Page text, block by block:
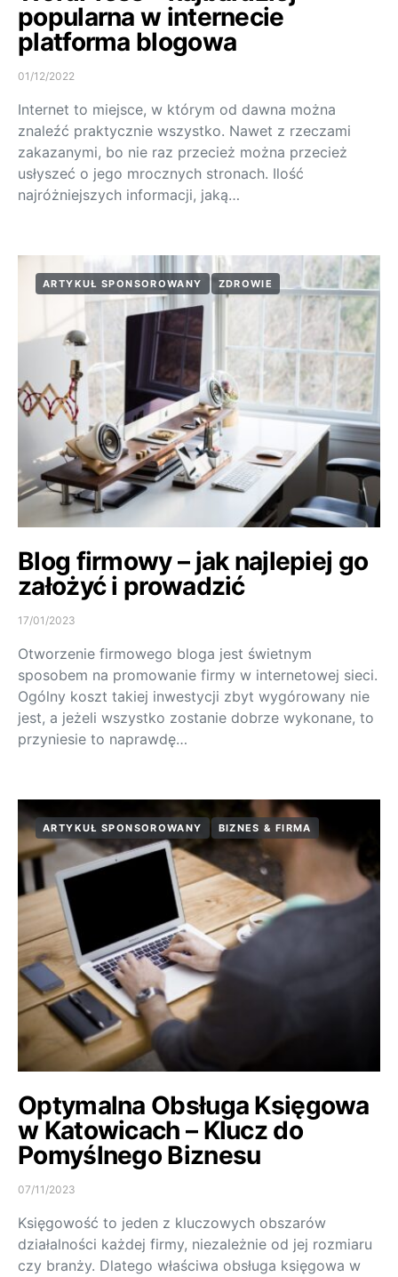
popularna w internecie
platforma blogowa
01/12/2022
Internet to miejsce, w którym od dawna można
znaleźć praktycznie wszystko. Nawet z rzeczami
zakazanymi, bo nie raz przecież można przecież
usłyszeć o jego mrocznych stronach. Ilość
najróżniejszych informacji, jaką…
ARTYKUŁ SPONSOROWANY ZDROWIE
Blog firmowy – jak najlepiej go
założyć i prowadzić
17/01/2023
Otworzenie firmowego bloga jest świetnym
sposobem na promowanie firmy w internetowej sieci.
Ogólny koszt takiej inwestycji zbyt wygórowany nie
jest, a jeżeli wszystko zostanie dobrze wykonane, to
przyniesie to naprawdę…
ARTYKUŁ SPONSOROWANY BIZNES & FIRMA
Optymalna Obsługa Księgowa
w Katowicach – Klucz do
Pomyślnego Biznesu
07/11/2023
Księgowość to jeden z kluczowych obszarów
działalności każdej firmy, niezależnie od jej rozmiaru
czy branży. Dlatego właściwa obsługa księgowa w